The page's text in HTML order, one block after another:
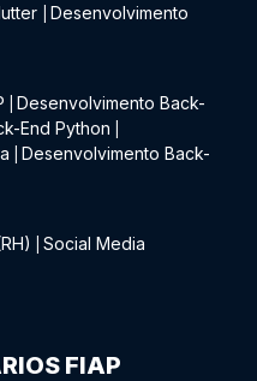
Desenvolvimento
Desenvolvimento Back-
End Python
Desenvolvimento Back-
Social Media
FIAP